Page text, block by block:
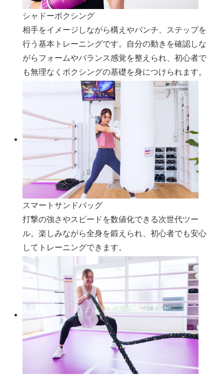
シャドーボクシング
相手をイメージしながら構えやパンチ、ステップを
行う基本トレーニングです。自分の動きを確認しな
がらフォームやバランス感覚を整えられ、初心者で
も無理なくボクシングの基礎を身につけられます。
スマートサンドバッグ
打撃の強さやスピードを数値化できる次世代ツー
ル。楽しみながら全身を鍛えられ、初心者でも安心
してトレーニングできます。